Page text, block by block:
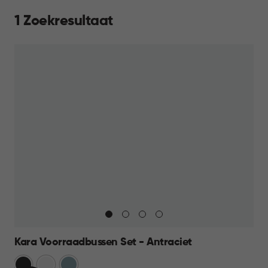
1 Zoekresultaat
Kara Voorraadbussen Set - Antraciet
Antraciet Blauw